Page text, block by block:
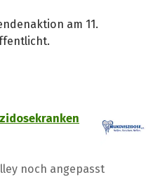
am 11.
noch angepasst